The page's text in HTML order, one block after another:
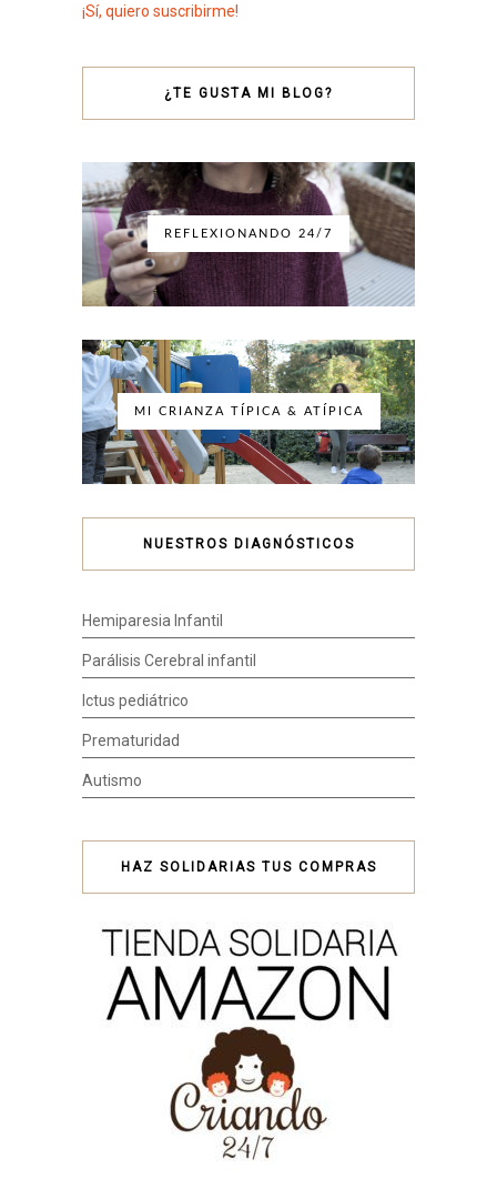
¡Sí, quiero suscribirme!
¿TE GUSTA MI BLOG?
REFLEXIONANDO 24/7
MI CRIANZA TÍPICA & ATÍPICA
NUESTROS DIAGNÓSTICOS
Hemiparesia Infantil
Parálisis Cerebral infantil
Ictus pediátrico
Prematuridad
Autismo
HAZ SOLIDARIAS TUS COMPRAS